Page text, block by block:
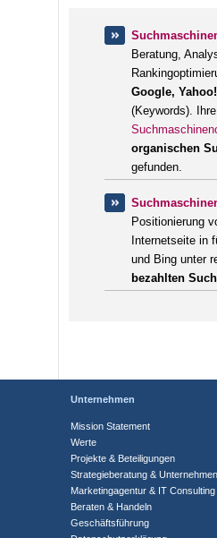
Beratung,
Google,
(Keywords).
organischen
gefunden.
Positionierung
Internetseite in
und Bing unter
bezahlten
Unternehmen
Mission Statement
Werte
Projekte & Beteiligungen
Strategieberatung &
Marketingagentur & IT Consulting
Beraten & Handeln
Geschäftsführung